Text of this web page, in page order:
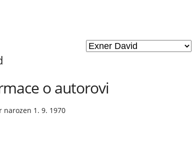
o autorovi
narozen 1. 9. 1970